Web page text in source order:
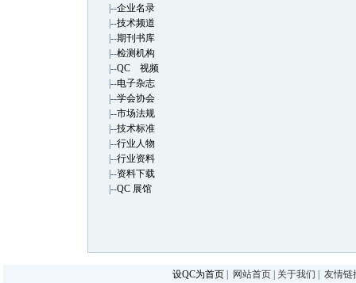
|--企业名录
|--技术频道
|--期刊书库
|--检测机构
|--QC 视频
|--电子杂志
|--学会协会
|--市场法规
|--技术标准
|--行业人物
|--行业资料
|--资料下载
|--QC 展馆
设QC为首页 网站首页 关于我们 友情链